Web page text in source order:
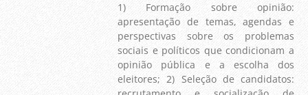
1) Formação sobre opinião:
apresentação de temas, agendas e
perspectivas sobre os problemas
sociais e políticos que condicionam a
opinião pública e a escolha dos
eleitores; 2) Seleção de candidatos: